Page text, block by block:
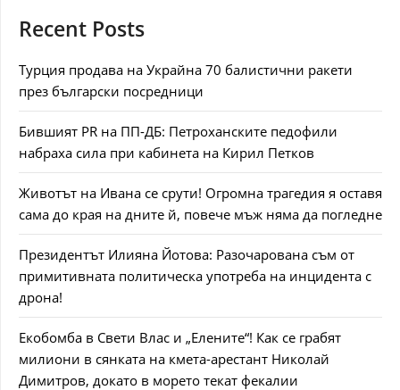
Recent Posts
Турция продава на Украйна 70 балистични ракети
през български посредници
Бившият PR на ПП-ДБ: Петроханските педофили
набраха сила при кабинета на Кирил Петков
Животът на Ивана се срути! Огромна трагедия я оставя
сама до края на дните й, повече мъж няма да погледне
Президентът Илияна Йотова: Разочарована съм от
примитивната политическа употреба на инцидента с
дрона!
Екобомба в Свети Влас и „Елените“! Как се грабят
милиони в сянката на кмета-арестант Николай
Димитров, докато в морето текат фекалии